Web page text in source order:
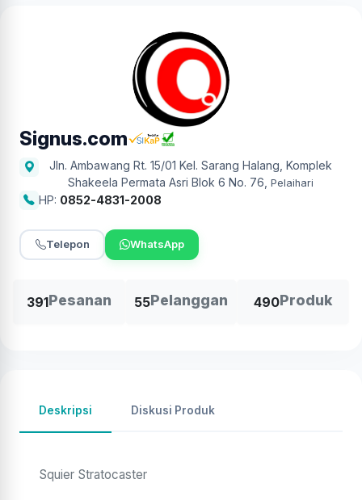
Signus.com
Jln. Ambawang Rt. 15/01 Kel. Sarang Halang, Komplek
Shakeela Permata Asri Blok 6 No. 76 Pelaihari
HP: 0852-4831-2008
Telepon WhatsApp
391Pesanan 55Pelanggan 490Produk
Deskripsi Diskusi Produk
Squier Stratocaster